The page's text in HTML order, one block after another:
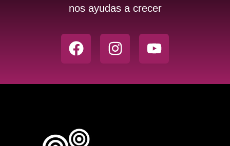
nos ayudas a crecer